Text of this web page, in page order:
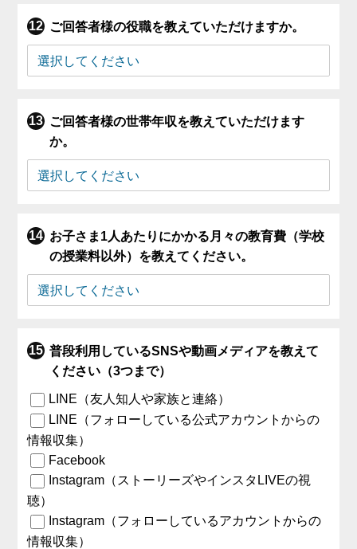
ご回答者様の役職を教えていただけますか。
ご回答者様の世帯年収を教えていただけます
か。
お子さま1人あたりにかかる月々の教育費（学校
の授業料以外）を教えてください。
普段利用しているSNSや動画メディアを教えて
ください（3つまで）
LINE（友人知人や家族と連絡）
LINE（フォローしている公式アカウントからの
情報収集）
Facebook
Instagram（ストーリーズやインスタLIVEの視
聴）
Instagram（フォローしているアカウントからの
情報収集）